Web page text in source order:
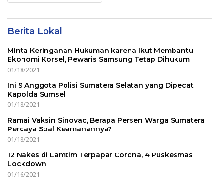
Berita Lokal
Minta Keringanan Hukuman karena Ikut Membantu
Ekonomi Korsel, Pewaris Samsung Tetap Dihukum
01/18/2021
Ini 9 Anggota Polisi Sumatera Selatan yang Dipecat
Kapolda Sumsel
01/18/2021
Ramai Vaksin Sinovac, Berapa Persen Warga Sumatera
Percaya Soal Keamanannya?
01/18/2021
12 Nakes di Lamtim Terpapar Corona, 4 Puskesmas
Lockdown
01/16/2021